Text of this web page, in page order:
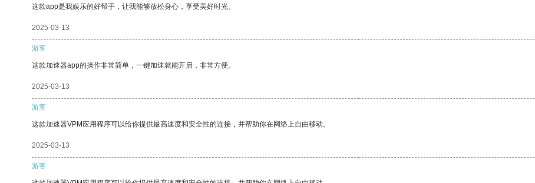
这款app是我娱乐的好帮手，让我能够放松身心，享受美好时光。
2025-03-13
游客
这款加速器app的操作非常简单，一键加速就能开启，非常方便。
2025-03-13
游客
这款加速器VPM应用程序可以给你提供最高速度和安全性的连接，并帮助你在网络上自由移动。
2025-03-13
游客